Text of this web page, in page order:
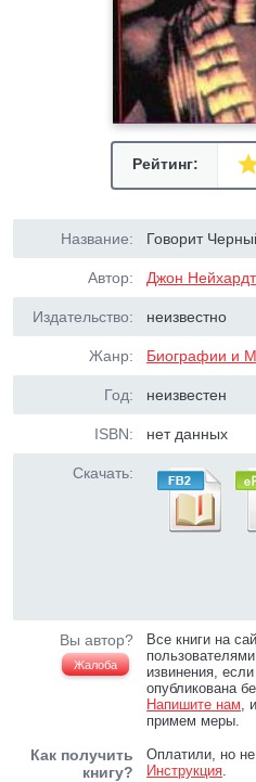
Рейтинг:
Название: Говорит
Автор: Джон Нейхардт
Издательство: неизвестно
Жанр: Биографии и
Год: неизвестен
ISBN: нет данных
Скачать:
Вы автор?
Жалоба
Все книги на
извинения,
опубликована
Напишите нам,
примем меры.
Как получить
книгу?
Оплатили, но
Инструкция.